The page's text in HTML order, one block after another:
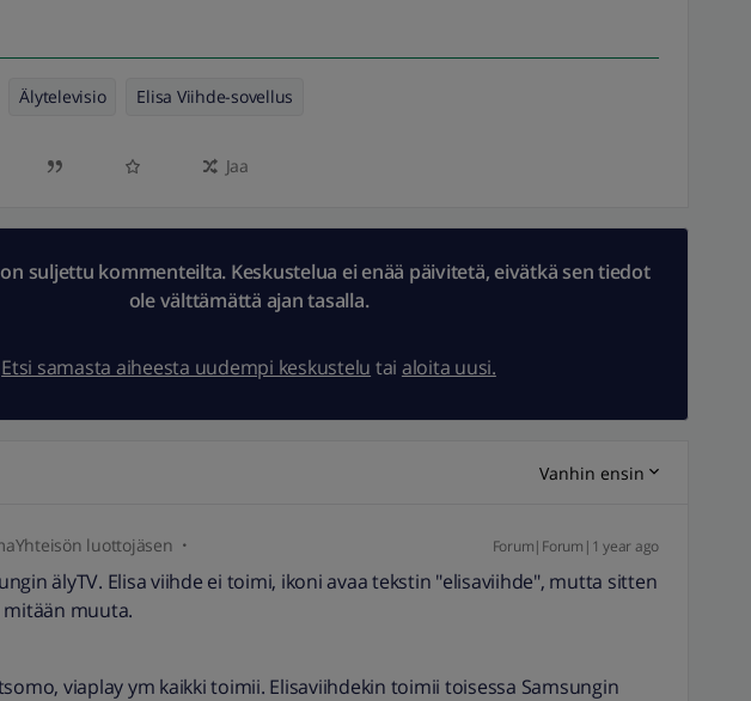
Älytelevisio Elisa Viihde-sovellus
Jaa
suljettu kommenteilta. Keskustelua ei enää päivitetä, eivätkä sen tiedot
ole välttämättä ajan tasalla.
Etsi samasta aiheesta uudempi keskustelu tai aloita uusi.
Vanhin ensin
luottojäsen Forum|Forum|1 year ago
älyTV. Elisa viihde ei toimi, ikoni avaa tekstin "elisaviihde", mutta sitten
muuta.
viaplay ym kaikki toimii. Elisaviihdekin toimii toisessa Samsungin